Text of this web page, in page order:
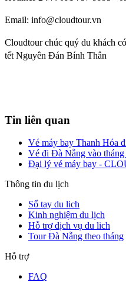
Email: info@cloudtour.vn
Cloudtour chúc quý du khách
tết Nguyên Đán Bính Thân
Tin liên quan
Vé máy bay Thanh Hóa
Vé đi Đà Nẵng vào tháng
Đại lý vé máy bay -
Thông tin du lịch
Sổ tay du lich
Kinh nghiệm du lịch
Hỗ trợ dịch vụ du lich
Tour Đà Nẵng theo tháng
Hỗ trợ
FAQ